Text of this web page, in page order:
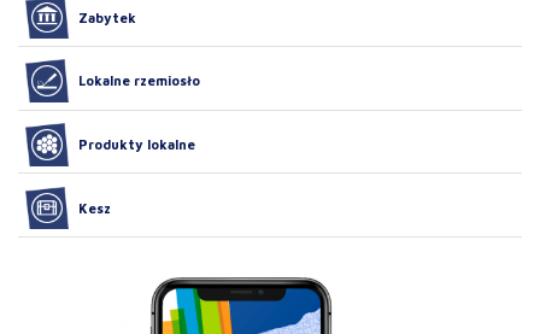
Zabytek
Lokalne rzemiosło
Produkty lokalne
Kesz